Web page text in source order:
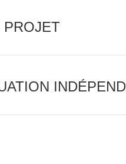
PROJET